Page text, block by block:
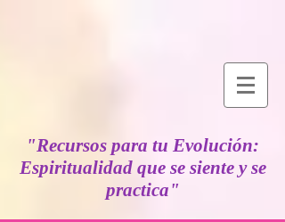
"Recursos para tu Evolución:
Espiritualidad que se siente y se
practica"